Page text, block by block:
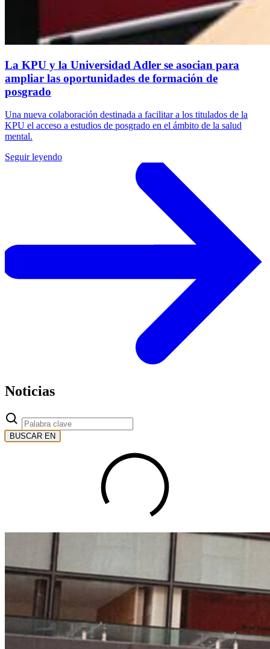
La KPU y la Universidad Adler se asocian para
ampliar las oportunidades de formación de
posgrado
Una nueva colaboración destinada a facilitar a los titulados de la
KPU el acceso a estudios de posgrado en el ámbito de la salud
mental.
Seguir leyendo
Noticias
BUSCAR EN